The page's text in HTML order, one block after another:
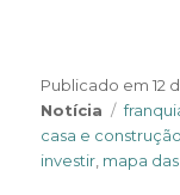
Publicado em12
Notícia
Tags
casa e construção
investir, mapa